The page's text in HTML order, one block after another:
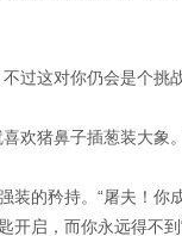
过这对你仍会是个挑
欢猪鼻子插葱装大象
装的矜持。“屠夫！你
开启，而你永远得不到